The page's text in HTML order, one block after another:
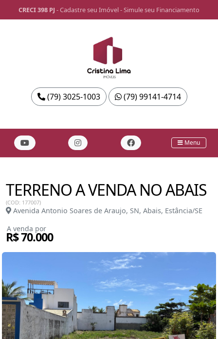
CRECI 398 PJ -Cadastre seu Imóvel-Simule seu Financiamento
(79) 3025-1003 (79) 99141-4714
Menu
TERRENO A VENDA NO ABAIS
(COD: 177007)
Avenida Antonio Soares de Araujo, SN, Abais, Estância/SE
A venda por
R$ 70.000